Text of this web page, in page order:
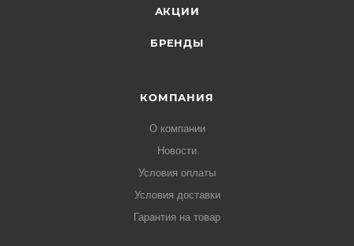
АКЦИИ
БРЕНДЫ
КОМПАНИЯ
О компании
Новости
Условия оплаты
Условия доставки
Гарантия на товар